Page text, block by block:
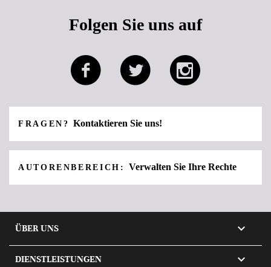
Folgen Sie uns auf
FRAGEN?Kontaktieren Sie uns!
AUTORENBEREICH: Verwalten Sie Ihre Rechte
ÜBER UNS 
DIENSTLEISTUNGEN 